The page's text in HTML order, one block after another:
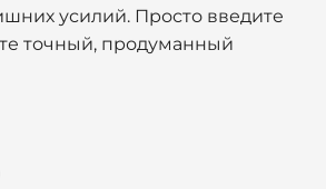
усилий. Просто введите
точный, продуманный